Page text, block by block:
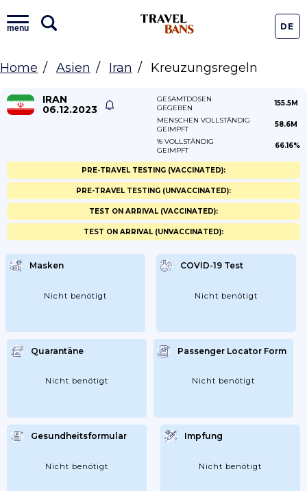
menu DE
Home Asien Iran Kreuzungsregeln
IRAN
06.12.2023
GESAMTDOSEN
GEGEBEN
155.5M
MENSCHEN VOLLSTÄNDIG
GEIMPFT
58.6M
% VOLLSTÄNDIG
GEIMPFT
66.16%
Masken
Nicht benötigt
COVID-19 Test
Nicht benötigt
Quarantäne
Nicht benötigt
Passenger Locator Form
Nicht benötigt
Gesundheitsformular
Nicht benötigt
Impfung
Nicht benötigt
PRE-TRAVEL TESTING (VACCINATED):
PRE-TRAVEL TESTING (UNVACCINATED):
TEST ON ARRIVAL (VACCINATED):
TEST ON ARRIVAL (UNVACCINATED):